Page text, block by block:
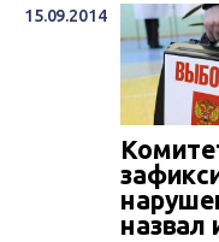
15.09.2014
назвал